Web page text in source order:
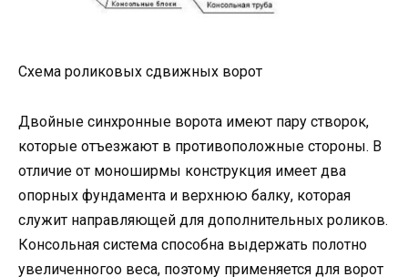
Схема роликовых сдвижных ворот
Двойные синхронные ворота имеют пару створок,
которые отъезжают в противоположные стороны. В
отличие от моноширмы конструкция имеет два
опорных фундамента и верхнюю балку, которая
служит направляющей для дополнительных роликов.
Консольная система способна выдержать полотно
увеличенногоо веса, поэтому применяется для ворот